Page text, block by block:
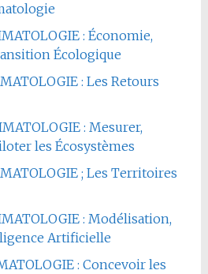
: Économie,
Écologique
: Les Retours
: Mesurer,
les Écosystèmes
; Les Territoires
: Modélisation,
Artificielle
: Concevoir les